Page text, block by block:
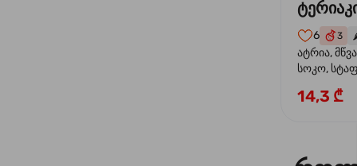
6 3
ატრია,
სოკო,
ტერიაკის
14,3 ₾